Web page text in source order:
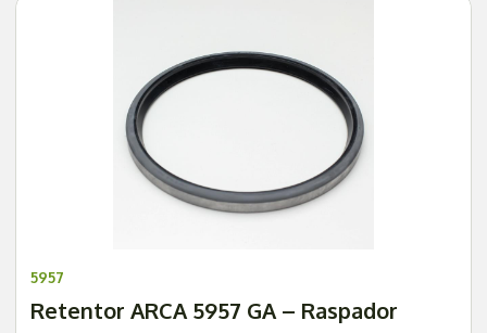
5957
Retentor ARCA 5957 GA – Raspador